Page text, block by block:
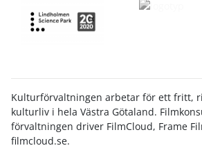
Kulturförvaltningen arbetar för ett fritt,
kulturliv i hela Västra Götaland.
förvaltningen driver FilmCloud, Frame
filmcloud.se.